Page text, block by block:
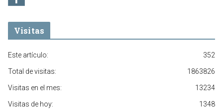
Visitas
352
Este artículo:
1863826
Total de visitas:
13234
Visitas en el mes:
1348
Visitas de hoy: